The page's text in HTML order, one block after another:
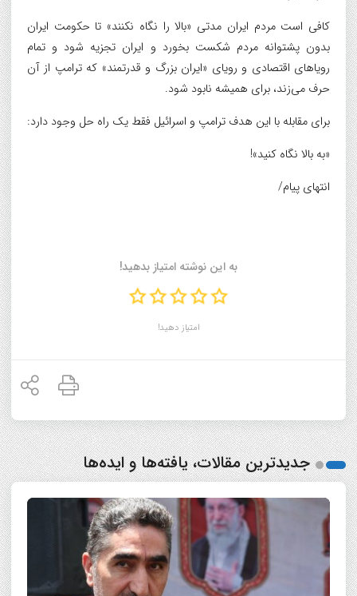
کافی است مردم ایران مدتی «بالا را نگاه نکنند» تا حکومت ایران
بدون پشتوانه مردم شکست بخورد و ایران تجزیه شود و تمام
رویاهای اقتصادی و رویای «ایران بزرگ و قدرتمند» که ترامپ از آن
حرف می‌زند، برای همیشه نابود شود.
برای مقابله با این هدف ترامپ و اسرائیل فقط یک راه حل وجود دارد:
«به بالا نگاه کنید»!
انتهای پیام/
به این نوشته امتیاز بدهید!
امتیاز دهید!
جدیدترین مقالات، یافته‌ها و ایده‌ها